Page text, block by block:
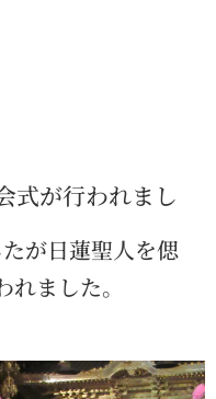
式が行われまし
が日蓮聖人を偲
ました。